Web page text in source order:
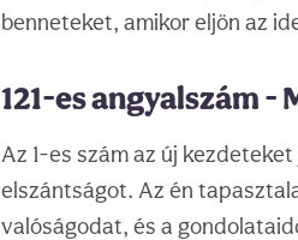
benneteket, amikor eljön az
121-es angyalszám
Az 1-es szám az új
elszántságot. Az én
valóságodat, és a